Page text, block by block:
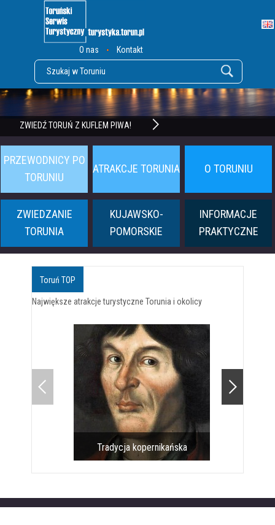
O nas Kontakt
ZWIEDŹ TORUŃ Z KUFLEM PIWA!
POZNAJ TWIERDZĘ TORUŃ
PRZEWODNICY PO
TORUNIU
ATRAKCJE TORUNIA O TORUNIU
ZWIEDZANIE
TORUNIA
KUJAWSKO-
POMORSKIE
INFORMACJE
PRAKTYCZNE
Toruń TOP
Największe atrakcje turystyczne Torunia i okolicy
Tradycja kopernikańska